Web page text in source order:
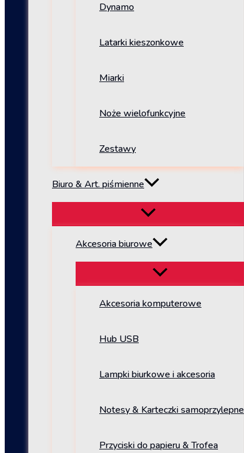
Dynamo
Latarki kieszonkowe
Miarki
Noże wielofunkcyjne
Zestawy
Biuro & Art. piśmienne
Akcesoria biurowe
Akcesoria komputerowe
Hub USB
Lampki biurkowe i akcesoria
Notesy & Karteczki samoprzylepne
Przyciski do papieru & Trofea